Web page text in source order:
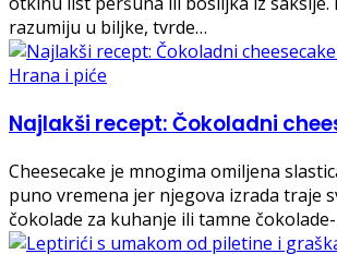
razumiju u biljke, tvrde…
Hrana i piće
Najlakši recept: Čokoladni
Cheesecake je mnogima omiljena
puno vremena jer njegova izrada traje
čokolade za kuhanje ili tamne